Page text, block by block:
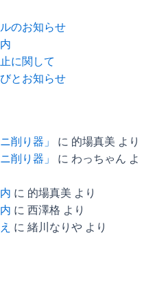
のお知らせ
に関して
とお知らせ
削り器」 に 的場真美 より
削り器」
に わっちゃん よ
に 的場真美 より
に 西澤格 より
に 緒川なりや より